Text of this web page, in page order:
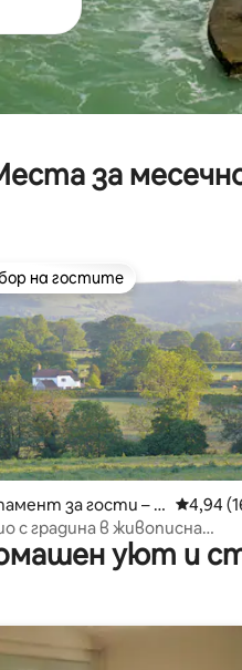
за
от 5, 61 отзива
избор на гостите
на гостите
за гости – E
Средна
4,94
с градина в живописна
уют и